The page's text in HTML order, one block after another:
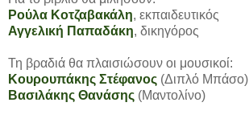
Ρούλα Κοτζαβακάλη, εκπαιδευτικός
Αγγελική Παπαδάκη, δικηγόρος
Τη βραδιά θα πλαισιώσουν οι μουσικοί:
Κουρουπάκης Στέφανος (Διπλό Μπάσο)
Βασιλάκης Θανάσης (Μαντολίνο)